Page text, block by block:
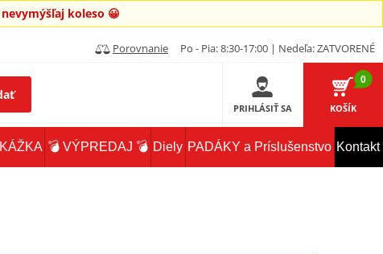
koleso 😀
Porovnanie Po - Pia: 8:30-17:00 | Nedeľa: ZATVORENÉ
PRIHLÁSIŤ SA
0
KOŠÍK
💣 VÝPREDAJ 💣 Diely PADÁKY a Príslušenstvo Kontakt